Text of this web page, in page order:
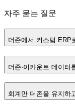
자주 묻는 질문
더존에서 커스텀 ERP
더존·이카운트 데이터
회계만 더존을 유지하